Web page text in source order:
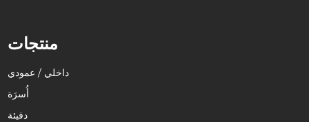
منتجات
داخلي / عمودي
أُسرَة
دفيئة